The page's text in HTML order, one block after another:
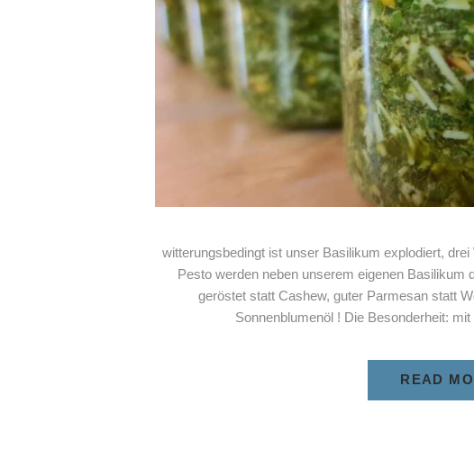
witterungsbedingt ist unser Basilikum explodiert,
Pesto werden neben unserem eigenen Basilikum
geröstet statt Cashew, guter Parmesan statt
Sonnenblumenöl ! Die Besonderheit:
READ